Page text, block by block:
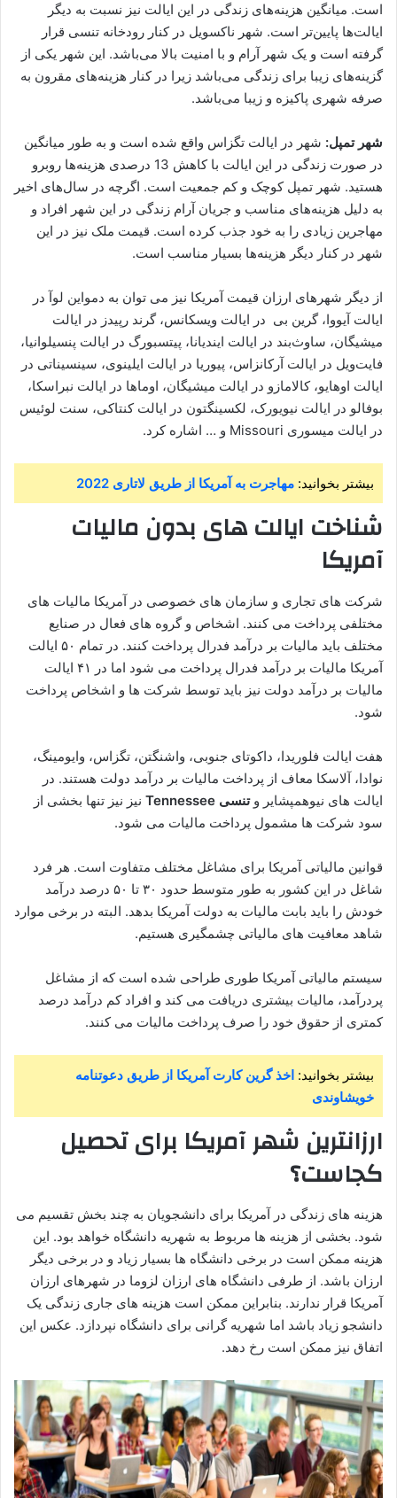
است. میانگین هزینه‌های زندگی در این ایالت نیز نسبت به دیگر
ایالت‌ها پایین‌تر است. شهر ناکسویل در کنار رودخانه تنسی قرار
گرفته است و یک شهر آرام و با امنیت بالا می‌باشد. این شهر یکی از
گزینه‌های زیبا برای زندگی می‌باشد زیرا در کنار هزینه‌های مقرون به
صرفه شهری پاکیزه و زیبا می‌باشد.
شهر تمپل: شهر در ایالت تگزاس واقع شده است و به طور میانگین
در صورت زندگی در این ایالت با کاهش 13 درصدی هزینه‌ها روبرو
هستید. شهر تمپل کوچک و کم جمعیت است. اگرچه در سال‌های اخیر
به دلیل هزینه‌های مناسب و جریان آرام زندگی در این شهر افراد و
مهاجرین زیادی را به خود جذب کرده است. قیمت ملک نیز در این
شهر در کنار دیگر هزینه‌ها بسیار مناسب است.
از دیگر شهرهای ارزان قیمت آمریکا نیز می توان به دمواین لوآ در
ایالت آیووا، گرین بی در ایالت ویسکانس، گرند رپیدز در ایالت
میشیگان، ساوث‌بند در ایالت ایندیانا، پیتسبورگ در ایالت پنسیلوانیا،
فایت‌ویل در ایالت آرکانزاس، پیوریا در ایالت ایلینوی، سینسیناتی در
ایالت اوهایو، کالامازو در ایالت میشیگان، اوماها در ایالت نبراسکا،
بوفالو در ایالت نیویورک، لکسینگتون در ایالت کنتاکی، سنت لوئیس
در ایالت میسوری Missouri و … اشاره کرد.
بیشتر بخوانید: مهاجرت به آمریکا از طریق لاتاری 2022
شناخت ایالت های بدون مالیات
آمریکا
شرکت های تجاری و سازمان های خصوصی در آمریکا مالیات های
مختلفی پرداخت می کنند. اشخاص و گروه های فعال در صنایع
مختلف باید مالیات بر درآمد فدرال پرداخت کنند. در تمام ۵۰ ایالت
آمریکا مالیات بر درآمد فدرال پرداخت می شود اما در ۴۱ ایالت
مالیات بر درآمد دولت نیز باید توسط شرکت ها و اشخاص پرداخت
شود.
هفت ایالت فلوریدا، داکوتای جنوبی، واشنگتن، تگزاس، وایومینگ،
نوادا، آلاسکا معاف از پرداخت مالیات بر درآمد دولت هستند. در
ایالت های نیوهمپشایر و تنسی Tennessee
نیز نیز تنها بخشی از
سود شرکت ها مشمول پرداخت مالیات می شود.
قوانین مالیاتی آمریکا برای مشاغل مختلف متفاوت است. هر فرد
شاغل در این کشور به طور متوسط حدود ۳۰ تا ۵۰ درصد درآمد
خودش را باید بابت مالیات به دولت آمریکا بدهد. البته در برخی موارد
شاهد معافیت های مالیاتی چشمگیری هستیم.
سیستم مالیاتی آمریکا طوری طراحی شده است که از مشاغل
پردرآمد، مالیات بیشتری دریافت می کند و افراد کم درآمد درصد
کمتری از حقوق خود را صرف پرداخت مالیات می کنند.
بیشتر بخوانید: اخذ گرین کارت آمریکا از طریق دعوتنامه
خویشاوندی
ارزانترین شهر آمریکا برای تحصیل
کجاست؟
هزینه های زندگی در آمریکا برای دانشجویان به چند بخش تقسیم می
شود. بخشی از هزینه ها مربوط به شهریه دانشگاه خواهد بود. این
هزینه ممکن است در برخی دانشگاه ها بسیار زیاد و در برخی دیگر
ارزان باشد. از طرفی دانشگاه های ارزان لزوما در شهرهای ارزان
آمریکا قرار ندارند. بنابراین ممکن است هزینه های جاری زندگی یک
دانشجو زیاد باشد اما شهریه گرانی برای دانشگاه نپردازد. عکس این
اتفاق نیز ممکن است رخ دهد.